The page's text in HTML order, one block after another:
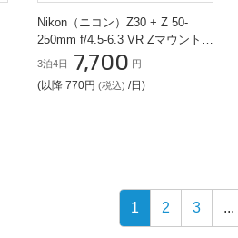
Nikon（ニコン）Z30 + Z 50-
250mm f/4.5-6.3 VR Zマウント
【望遠撮影セット】
3泊4日 7,700 円
(以降 770円 (税込) /日)
1 2 3 ...